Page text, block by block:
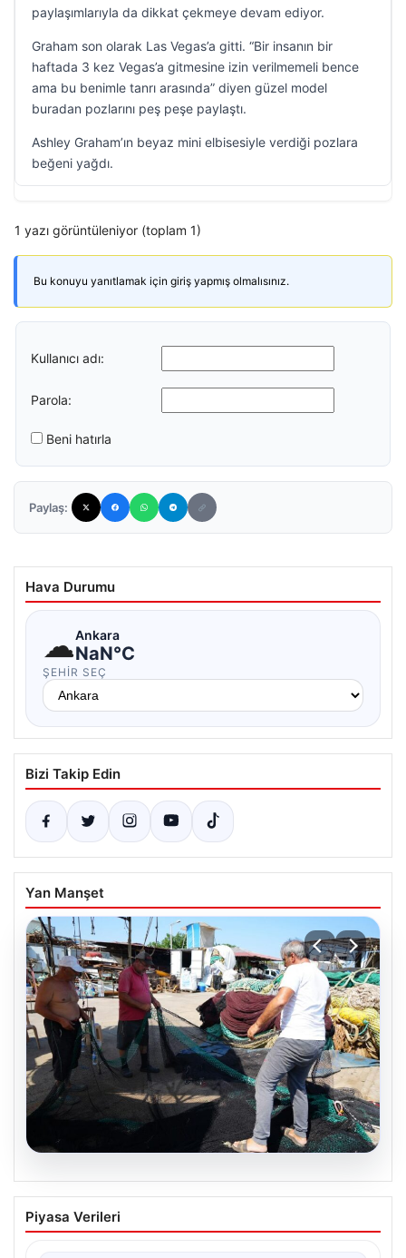
paylaşımlarıyla da dikkat çekmeye devam ediyor.
Graham son olarak Las Vegas’a gitti. “Bir insanın bir
haftada 3 kez Vegas’a gitmesine izin verilmemeli bence
ama bu benimle tanrı arasında” diyen güzel model
buradan pozlarını peş peşe paylaştı.
Ashley Graham’ın beyaz mini elbisesiyle verdiği pozlara
beğeni yağdı.
1 yazı görüntüleniyor (toplam 1)
Bu konuyu yanıtlamak için giriş yapmış olmalısınız.
Kullanıcı adı:
Parola:
Beni hatırla
Paylaş:
Hava Durumu
☁Ankara
NaN°C
ŞEHIR SEÇ
Bizi Takip Edin
Yan Manşet
Yeni sezon 1 Eylül’de başlıyor. “4 aydır
hazırlanıyoruz, işaretler iyi”
Piyasa Verileri